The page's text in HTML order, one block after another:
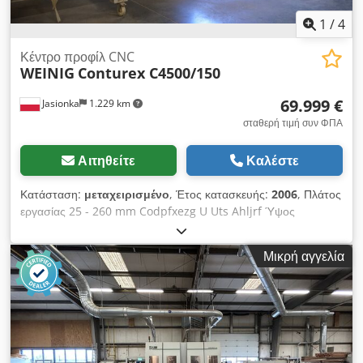
1 /4
Jasionka 1.229 km
Κέντρο προφίλ CNC
WEINIG Conturex C4500/150
69.999 €
σταθερή τιμή συν ΦΠΑ
Αιτηθείτε Καλέστε
Κατάσταση: μεταχειρισμένο, Έτος κατασκευής: 2006, Πλάτος
εργασίας 25 - 260 mm Codpfxezg U Uts Ahljrf Ύψος
εργασίας 10 - 150 mm Μήκος τραπεζιού PowerGrip 3000 mm
Μήκος κατεργαζόμενου τεμαχίου 180 - 4500 mm
Μικρή αγγελία